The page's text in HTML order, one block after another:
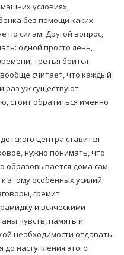
условиях,
без помощи каких-
по силам. Другой вопрос,
одной просто лень,
третья боится
считает, что каждый
раз уж существуют
стоит обратиться именно
центра ставится
нужно понимать, что
образовывается дома сам,
этому особенных усилий.
гремит
и всяческими
чувств, память и
необходимости отдавать
наступления этого